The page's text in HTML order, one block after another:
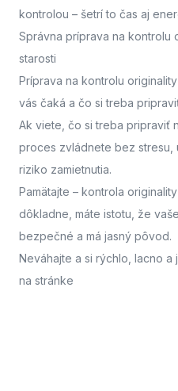
kontrolou – šetrí to čas aj
Správna príprava na kontrolu
starosti
Príprava na kontrolu
vás čaká a čo si treba
Ak viete, čo si treba pripraviť
proces zvládnete bez stresu,
riziko zamietnutia.
Pamätajte – kontrola
dôkladne, máte istotu, že
bezpečné a má jasný pôvod.
Neváhajte a si rýchlo, lacno a
na stránke